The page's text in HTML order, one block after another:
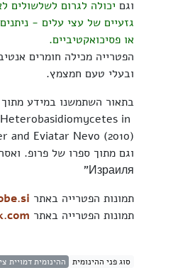
וגם יכולה לגרום לשלשולים
גזעיים של עצי עלים -
או פסיכואקטיביים.
הפטרייה מכילה חומרים
ובעלי טעם חמצמץ.
בתאור השתמשנו במידע
in
Израиля"
תמונות הפטרייה באתר
תמונות הפטרייה באתר
סוג פני ההינומית
ההינומית דמויית